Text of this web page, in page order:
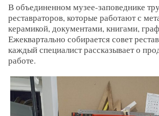
В объединенном музее-заповеднике
реставраторов, которые работают с
керамикой, документами, книгами,
Ежеквартально собирается совет
каждый специалист рассказывает о
работе.